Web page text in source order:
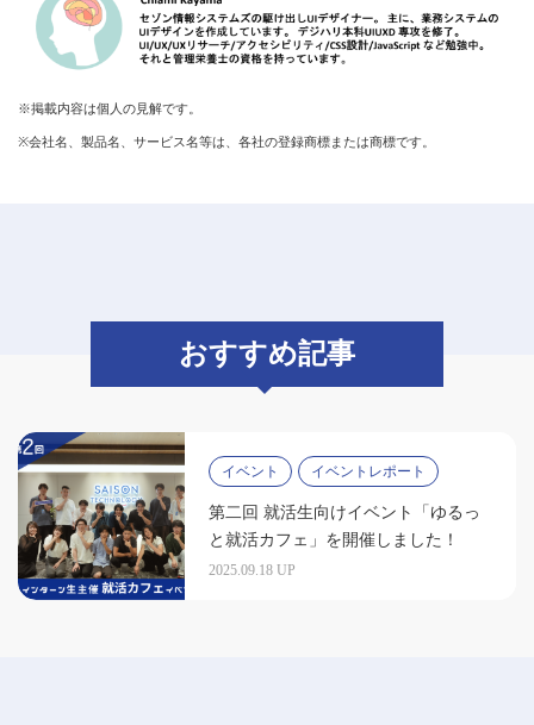
※掲載内容は個人の見解です。
※会社名、製品名、サービス名等は、各社の登録商標または商標です。
おすすめ記事
イベント イベントレポート
第二回 就活生向けイベント「ゆるっ
と就活カフェ」を開催しました！
2025.09.18 UP